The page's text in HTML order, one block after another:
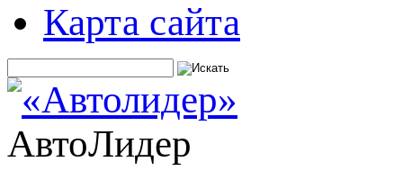
Карта сайта
АвтоЛидер